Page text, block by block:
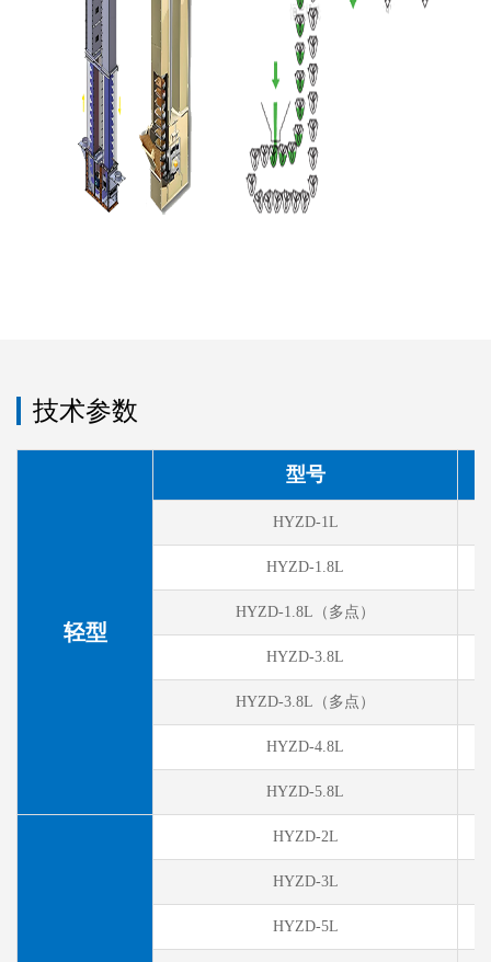
技术参数
轻型
型号
HYZD-1L
HYZD-1.8L
HYZD-1.8L （多点）
HYZD-3.8L
HYZD-3.8L （多点）
HYZD-4.8L
HYZD-5.8L
HYZD-2L
HYZD-3L
HYZD-5L